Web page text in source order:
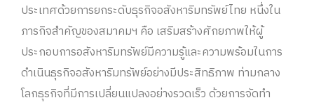
ประเทศด้วยการยกระดับธุรกิจอสังหาริมทรัพย์ไทย หนึ่งใน
ภารกิจสำคัญของสมาคมฯ คือ เสริมสร้างศักยภาพให้ผู้
ประกอบการอสังหาริมทรัพย์มีความรู้และความพร้อมในการ
ดำเนินธุรกิจอสังหาริมทรัพย์อย่างมีประสิทธิภาพ ท่ามกลาง
โลกธุรกิจที่มีการเปลี่ยนแปลงอย่างรวดเร็ว ด้วยการจัดทำ